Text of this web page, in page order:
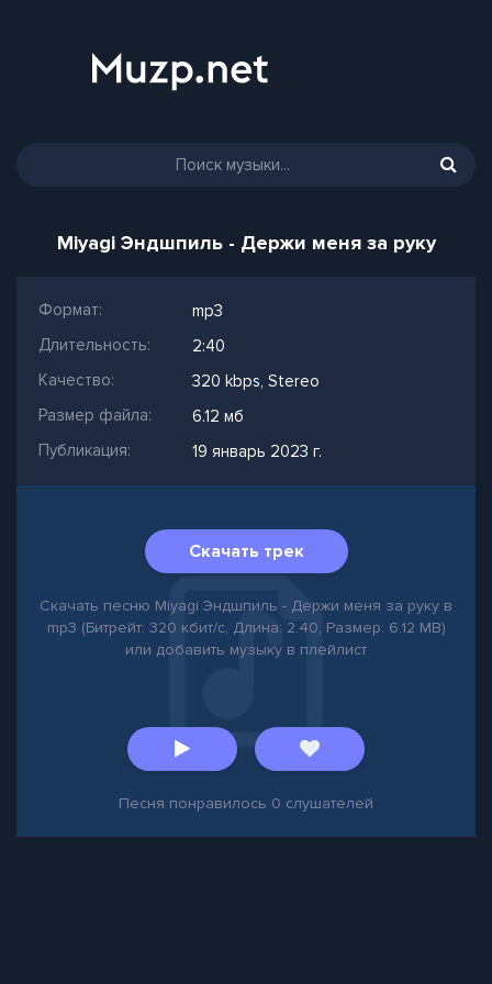
Miyagi Эндшпиль - Держи меня за руку
Формат:
mp3
Длительность:
2:40
Качество:
320 kbps, Stereo
Размер файла:
6.12 мб
Публикация:
19 январь 2023 г.
Скачать трек
Скачать песню Miyagi Эндшпиль - Держи меня за руку в
mp3 (Битрейт: 320 кбит/с, Длина: 2:40, Размер: 6.12 MB)
или добавить музыку в плейлист
Песня понравилось 0 слушателей